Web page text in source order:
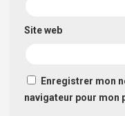
Site web
Enregistrer mon
navigateur pour mon